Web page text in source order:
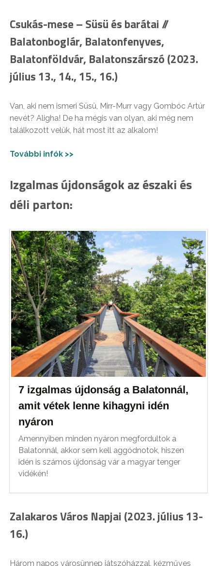
Csukás-mese – Süsü és barátai //
Balatonboglár, Balatonfenyves,
Balatonföldvár, Balatonszárszó (2023.
július 13., 14., 15., 16.)
Van, aki nem ismeri Süsü, Mirr-Murr vagy Gombóc Artúr
nevét? Aligha! De ha mégis van olyan, aki még nem
találkozott velük, hát most itt az alkalom!
További infók >>
Izgalmas újdonságok az északi és
déli parton:
7 izgalmas újdonság a Balatonnál,
amit vétek lenne kihagyni idén
nyáron
Amennyiben minden nyáron megfordultok a
Balatonnál, akkor sem kell aggódnotok, hiszen
idén is számos újdonság vár a magyar tenger
vidékén!
Zalakaros Város Napjai (2023. július 13-
16.)
Három napos városünnep játszóházzal, kézműves